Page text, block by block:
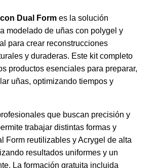
Dual Form es la solución
modelado de uñas con polygel y
para crear reconstrucciones
y duraderas. Este kit completo
productos esenciales para preparar,
uñas, optimizando tiempos y
que buscan precisión y
trabajar distintas formas y
Form reutilizables y Acrygel de alta
resultados uniformes y un
La formación gratuita incluida